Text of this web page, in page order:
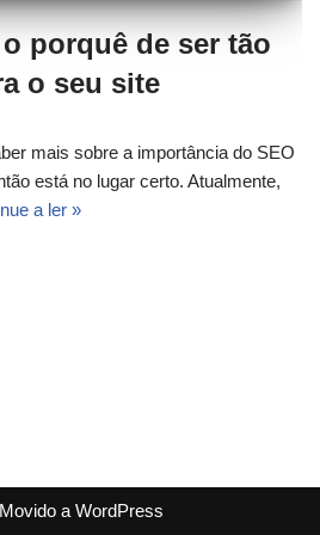
porquê de ser tão
o seu site
mais sobre a importância do SEO
está no lugar certo. Atualmente,
a ler »
a WordPress